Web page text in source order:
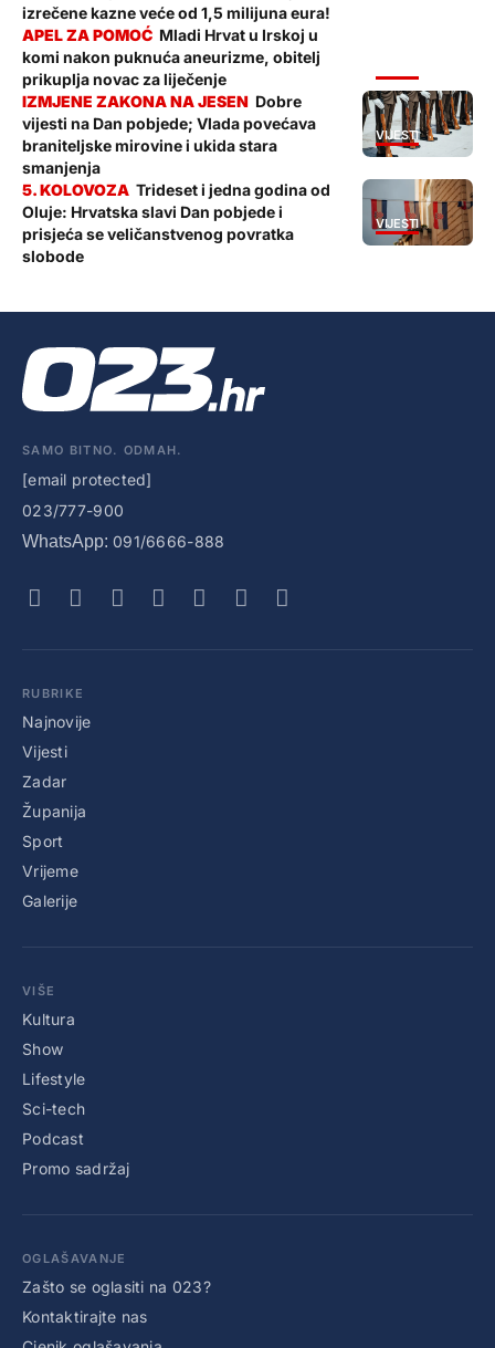
izrečene kazne veće od 1,5 milijuna eura!
Mladi Hrvat u Irskoj u
komi nakon puknuća aneurizme, obitelj
prikuplja novac za liječenje
VIJESTI
Dobre
vijesti na Dan pobjede; Vlada povećava
braniteljske mirovine i ukida stara
smanjenja
VIJESTI
Trideset i jedna godina od
Oluje: Hrvatska slavi Dan pobjede i
prisjeća se veličanstvenog povratka
slobode
SAMO BITNO. ODMAH.
[email protected]
023/777-900
WhatsApp: 091/6666-888
RUBRIKE
Najnovije
Vijesti
Zadar
Županija
Sport
Vrijeme
Galerije
VIŠE
Kultura
Show
Lifestyle
Sci-tech
Podcast
Promo sadržaj
OGLAŠAVANJE
Zašto se oglasiti na 023?
Kontaktirajte nas